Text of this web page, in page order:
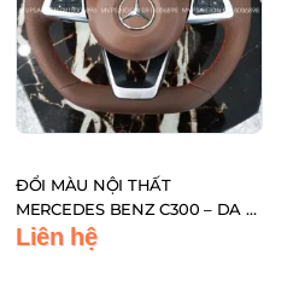
ĐỔI MÀU NỘI THẤT
MERCEDES BENZ C300 – DA Ý
NHẬP KHẨU MASTROTTO LE
Liên hệ